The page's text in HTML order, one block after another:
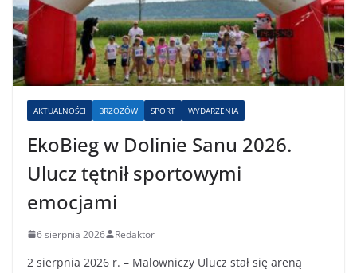
AKTUALNOŚCI BRZOZÓW SPORT WYDARZENIA
EkoBieg w Dolinie Sanu 2026.
Ulucz tętnił sportowymi
emocjami
6 sierpnia 2026 Redaktor
2 sierpnia 2026 r. – Malowniczy Ulucz stał się areną